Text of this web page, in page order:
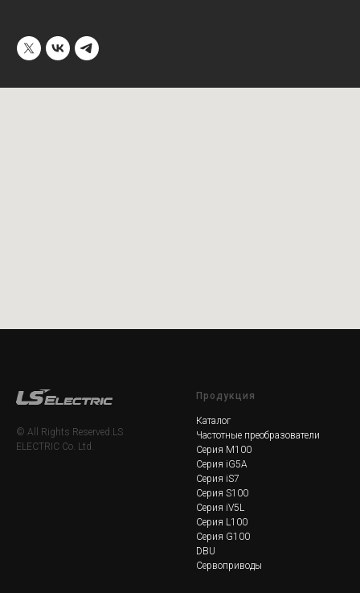
© All Rights Reserved.LS
ELECTRIC Co. Ltd.
Продукция
Каталог
Частотные преобразователи
Серия M100
Серия iG5A
Серия iS7
Серия S100
Серия iV5L
Серия L100
Серия G100
DBU
Сервоприводы